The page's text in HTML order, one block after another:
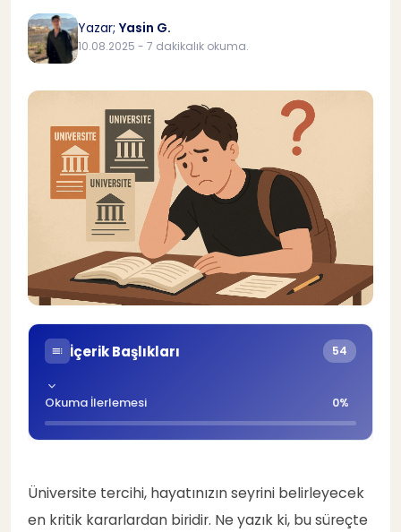
Yazar;Yasin G.
10.08.2025 - 7 dakikalık okuma.
İçerik Başlıkları 54
Okuma İlerlemesi 0%
Hatalı Tercihin Sonuçları
Üniversite tercihi, hayatınızın seyrini belirleyecek
en kritik kararlardan biridir. Ne yazık ki, bu süreçte